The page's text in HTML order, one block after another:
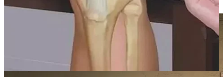
Tech·2 years ago